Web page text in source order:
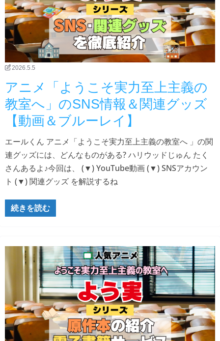
2026.5.5
アニメ「ようこそ実力至上主義の
教室へ」のSNS情報＆関連グッズ
【動画＆ブルーレイ】
エールくん アニメ「ようこそ実力至上主義の教室へ 」の関
連グッズには、どんなものがある? ハリウッドじゅん たく
さんあるよ♪今回は、 (▼) YouTube動画 (▼) SNSアカウン
ト (▼) 関連グッズ を解説するね
続きを読む